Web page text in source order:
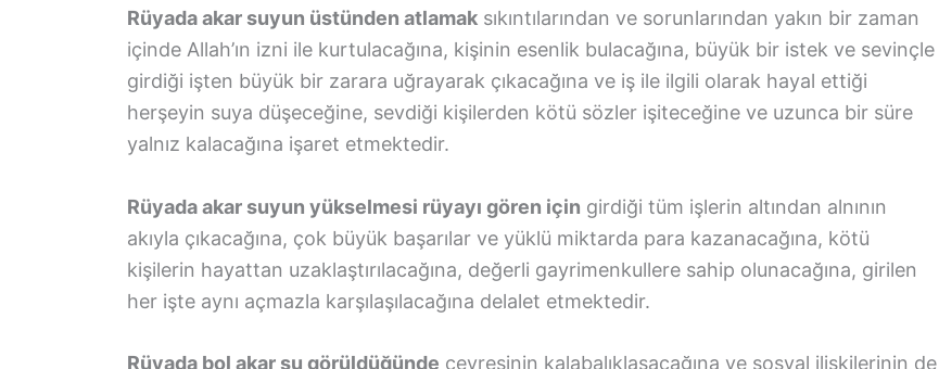
Rüyada akar suyun üstünden atlamak sıkıntılarından ve sorunlarından yakın bir zaman
içinde Allah’ın izni ile kurtulacağına, kişinin esenlik bulacağına, büyük bir istek ve sevinçle
girdiği işten büyük bir zarara uğrayarak çıkacağına ve iş ile ilgili olarak hayal ettiği
herşeyin suya düşeceğine, sevdiği kişilerden kötü sözler işiteceğine ve uzunca bir süre
yalnız kalacağına işaret etmektedir.
Rüyada akar suyun yükselmesi rüyayı gören için girdiği tüm işlerin altından alnının
akıyla çıkacağına, çok büyük başarılar ve yüklü miktarda para kazanacağına, kötü
kişilerin hayattan uzaklaştırılacağına, değerli gayrimenkullere sahip olunacağına, girilen
her işte aynı açmazla karşılaşılacağına delalet etmektedir.
Rüyada bol akar su görüldüğünde çevresinin kalabalıklaşacağına ve sosyal ilişkilerinin de